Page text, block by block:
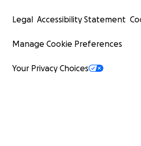
Legal Accessibility Statement
Manage Cookie Preferences
Your Privacy Choices